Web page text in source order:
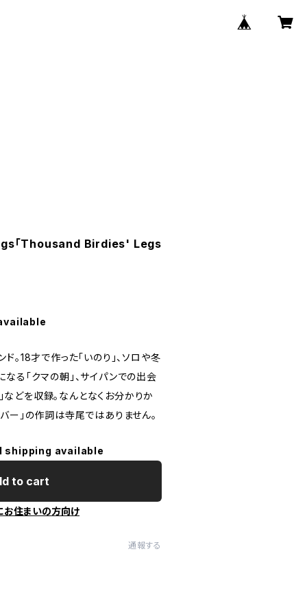
「Thousand Birdies' Legs
。18才で作った「いのり」、ソロや冬
る「クマの朝」、サイパンでの出会
どを収録。なんとなくお分かりか
ー」の作詞は寺尾ではありません。
shipping available
to cart
お住まいの方向け
通報する